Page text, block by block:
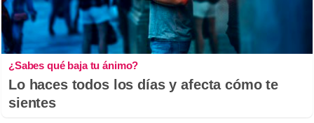
¿Sabes qué baja tu ánimo?
Lo haces todos los días y afecta cómo te
sientes